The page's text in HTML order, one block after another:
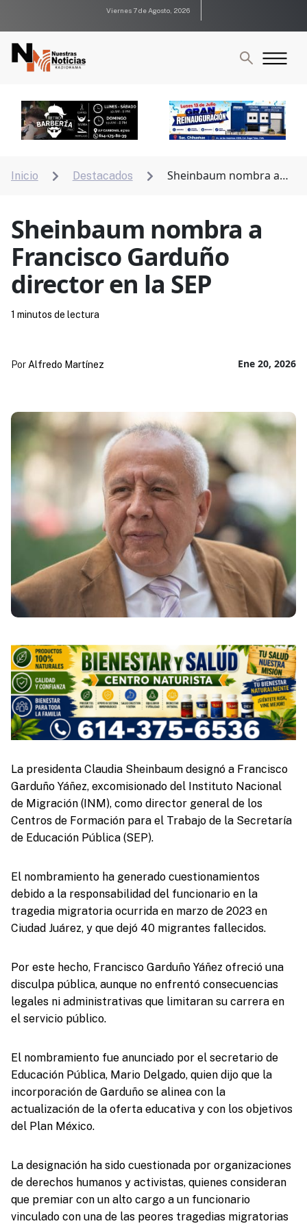
Viernes 7 de Agosto, 2026
Inicio  Destacados 
Sheinbaum nombra a
Sheinbaum nombra a
Francisco Garduño
director en la SEP
Ene 20, 2026
Por Alfredo Martínez
1 minutos de lectura
La presidenta Claudia Sheinbaum designó a Francisco
Garduño Yáñez, excomisionado del Instituto Nacional
de Migración (INM), como director general de los
Centros de Formación para el Trabajo de la Secretaría
de Educación Pública (SEP).
El nombramiento ha generado cuestionamientos
debido a la responsabilidad del funcionario en la
tragedia migratoria ocurrida en marzo de 2023 en
Ciudad Juárez, y que dejó 40 migrantes fallecidos.
Por este hecho, Francisco Garduño Yáñez ofreció una
disculpa pública, aunque no enfrentó consecuencias
legales ni administrativas que limitaran su carrera en
el servicio público.
El nombramiento fue anunciado por el secretario de
Educación Pública, Mario Delgado, quien dijo que la
incorporación de Garduño se alinea con la
actualización de la oferta educativa y con los objetivos
del Plan México.
La designación ha sido cuestionada por organizaciones
de derechos humanos y activistas, quienes consideran
que premiar con un alto cargo a un funcionario
vinculado con una de las peores tragedias migratorias